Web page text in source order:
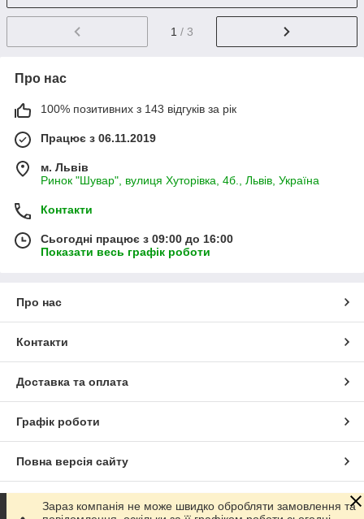
1 / 3
Про нас
100% позитивних з 143 відгуків за рік
Працює з 06.11.2019
м. Львів
Ринок "Шувар", вулиця Хуторівка, 4б., Львів, Україна
Контакти
Сьогодні працює з 09:00 до 16:00
Показати весь графік роботи
Про нас
Контакти
Доставка та оплата
Графік роботи
Повна версія сайту
Сайт створено на маркетплейсі Prom.ua
Зараз компанія не може швидко обробляти замовлення та